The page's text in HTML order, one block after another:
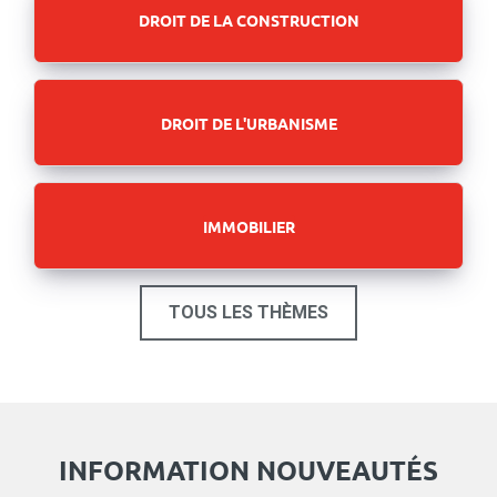
DROIT DE LA CONSTRUCTION
DROIT DE L'URBANISME
IMMOBILIER
TOUS LES THÈMES
INFORMATION NOUVEAUTÉS